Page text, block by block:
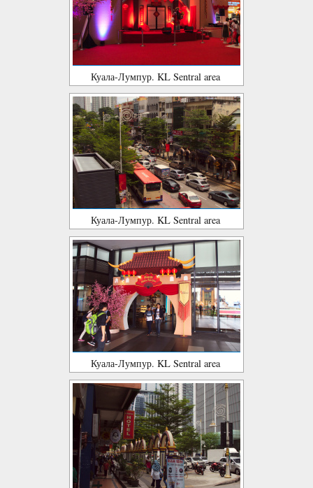
Куала-Лумпур. KL Sentral area
Куала-Лумпур. KL Sentral area
Куала-Лумпур. KL Sentral area